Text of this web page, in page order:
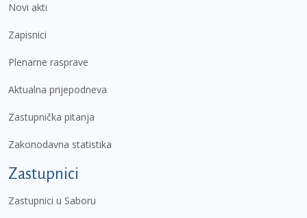
Novi akti
Zapisnici
Plenarne rasprave
Aktualna prijepodneva
Zastupnička pitanja
Zakonodavna statistika
Zastupnici
Zastupnici u Saboru